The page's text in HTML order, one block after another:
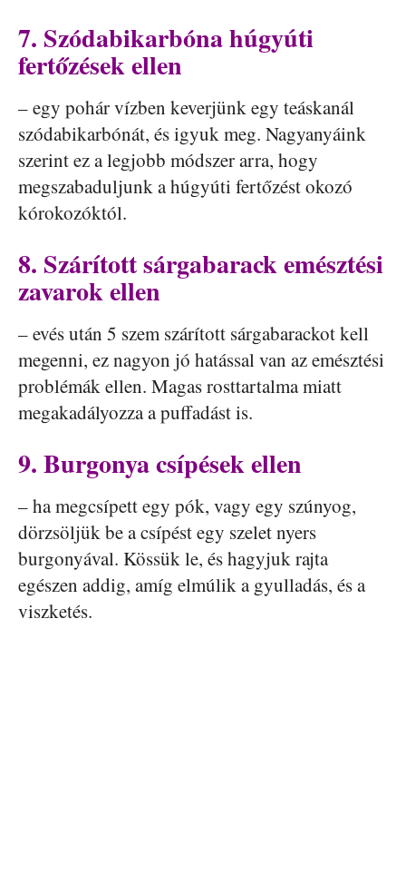
7. Szódabikarbóna húgyúti
fertőzések ellen
– egy pohár vízben keverjünk egy teáskanál
szódabikarbónát, és igyuk meg. Nagyanyáink
szerint ez a legjobb módszer arra, hogy
megszabaduljunk a húgyúti fertőzést okozó
kórokozóktól.
8. Szárított sárgabarack emésztési
zavarok ellen
– evés után 5 szem szárított sárgabarackot kell
megenni, ez nagyon jó hatással van az emésztési
problémák ellen. Magas rosttartalma miatt
megakadályozza a puffadást is.
9. Burgonya csípések ellen
– ha megcsípett egy pók, vagy egy szúnyog,
dörzsöljük be a csípést egy szelet nyers
burgonyával. Kössük le, és hagyjuk rajta
egészen addig, amíg elmúlik a gyulladás, és a
viszketés.